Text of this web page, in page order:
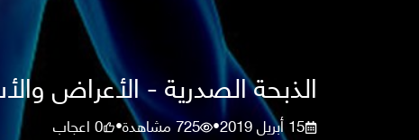
الذبحة الصدرية - الأعراض
15 أبريل 2019 •
725مشاهدة•
0اعجاب